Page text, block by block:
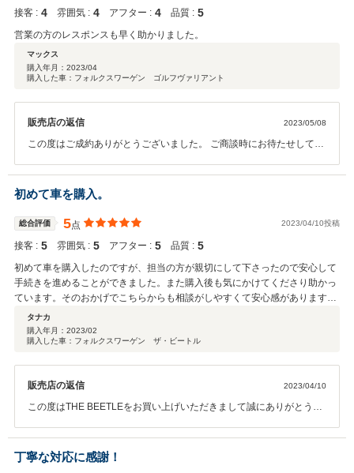
接客 : 4 雰囲気 : 4 アフター : 4 品質 : 5
営業の方のレスポンスも早く助かりました。
マックス
購入年月： 2023/04
購入した車：フォルクスワーゲン ゴルフヴァリアント
販売店の返信 2023/05/08
この度はご成約ありがとうございました。 ご商談時にお待たせしてし
くやらせていただきますので、引き続きよろしくお願いいたします。
初めて車を購入。
総合評価 5点 2023/04/10投稿
接客 : 5 雰囲気 : 5 アフター : 5 品質 : 5
初めて車を購入したのですが、担当の方が親切にして下さったので安心して
手続きを進めることができました。また購入後も気にかけてくださり助かっ
ています。そのおかげでこちらからも相談がしやすくて安心感があります。
初めての車なので最初は不安なこともありましたが、今は楽しいカーライフ
を送れています。担当してくださっている方のおかげです。ありがとうござ
います。今後も宜しくお願いいたします。
タナカ
購入年月： 2023/02
購入した車：フォルクスワーゲン ザ・ビートル
販売店の返信 2023/04/10
この度はTHE BEETLEをお買い上げいただきまして誠にありがとうご
す。 今後とも是非愛車として末永くご所有いただきフォルクスワー
ゲンブランドをご愛顧賜りますようお願い申し上げます。この度はお
買い上げ誠にありがとうございました。
丁寧な対応に感謝！